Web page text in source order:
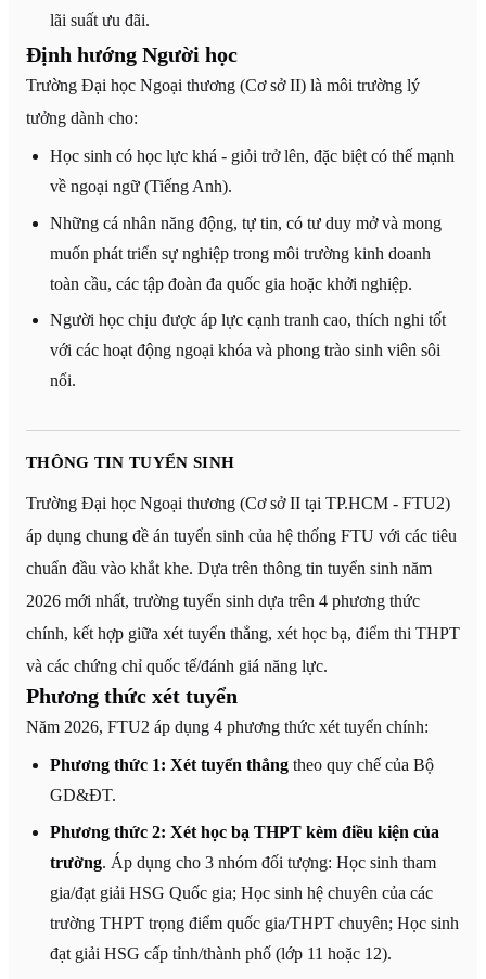
lãi suất ưu đãi.
Định hướng Người học
Trường Đại học Ngoại thương (Cơ sở II) là môi trường lý
tưởng dành cho:
Học sinh có học lực khá - giỏi trở lên, đặc biệt có thế mạnh
về ngoại ngữ (Tiếng Anh).
Những cá nhân năng động, tự tin, có tư duy mở và mong
muốn phát triển sự nghiệp trong môi trường kinh doanh
toàn cầu, các tập đoàn đa quốc gia hoặc khởi nghiệp.
Người học chịu được áp lực cạnh tranh cao, thích nghi tốt
với các hoạt động ngoại khóa và phong trào sinh viên sôi
nổi.
THÔNG TIN TUYỂN SINH
Trường Đại học Ngoại thương (Cơ sở II tại TP.HCM - FTU2)
áp dụng chung đề án tuyển sinh của hệ thống FTU với các tiêu
chuẩn đầu vào khắt khe. Dựa trên thông tin tuyển sinh năm
2026 mới nhất, trường tuyển sinh dựa trên 4 phương thức
chính, kết hợp giữa xét tuyển thẳng, xét học bạ, điểm thi THPT
và các chứng chỉ quốc tế/đánh giá năng lực.
Phương thức xét tuyển
Năm 2026, FTU2 áp dụng 4 phương thức xét tuyển chính:
Phương thức 1: Xét tuyển thẳngtheo quy chế của Bộ
GD&ĐT.
Phương thức 2: Xét học bạ THPT kèm điều kiện của
trường. Áp dụng cho 3 nhóm đối tượng: Học sinh tham
gia/đạt giải HSG Quốc gia; Học sinh hệ chuyên của các
trường THPT trọng điểm quốc gia/THPT chuyên; Học sinh
đạt giải HSG cấp tỉnh/thành phố (lớp 11 hoặc 12).